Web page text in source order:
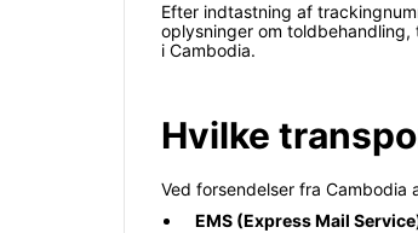
Efter indtastning af
oplysninger om
i Cambodia.
Hvilke
Ved forsendelser fra
EMS (Express Mail